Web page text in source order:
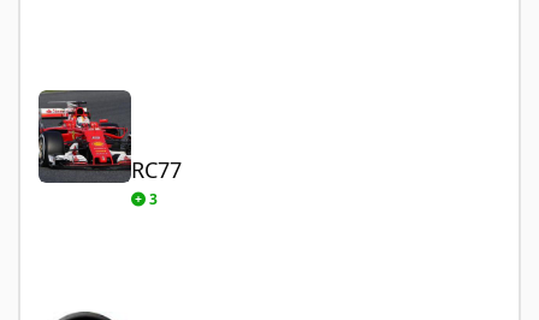
RC77
RC77
3